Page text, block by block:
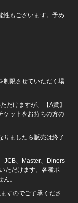
性もございます。予め
制限させていただく場
だけますが、【A賞】
ケットをお持ちの方の
ましたら販売は終了
JCB、Master、Diners
ただけます。各種ポ
。
すのでご了承くださ